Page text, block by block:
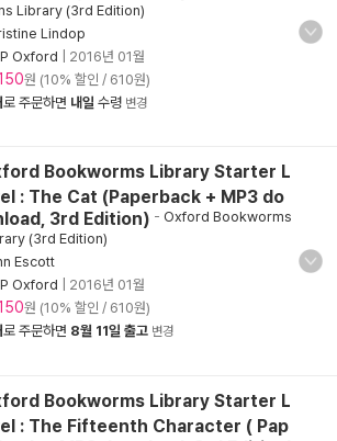
Library (3rd Edition)
Lindop
Oxford
2016년 01월
원 (10% 할인 / 610원)
로 주문하면 내일 수령 변경
Bookworms Library Starter L
: The Cat (Paperback + MP3 do
3rd Edition) - Oxford Bookworms
(3rd Edition)
Escott
Oxford
2016년 01월
원 (10% 할인 / 610원)
로 주문하면 8월 11일 출고 변경
Bookworms Library Starter L
: The Fifteenth Character ( Pap